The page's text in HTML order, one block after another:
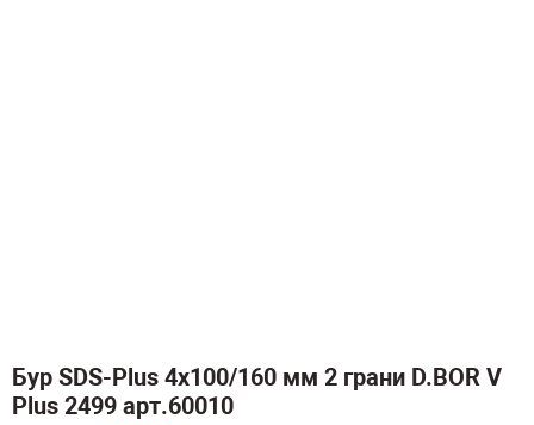
Бур SDS-Plus 4х100/160 мм 2 грани D.BOR V
Plus 2499 арт.60010